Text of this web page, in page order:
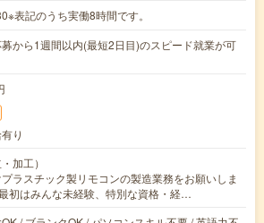
表記のうち実働8時間です。
から1週間以内(最短2日目)のスピード就業が可
り
加工）
ラスチック製リモコンの製造業務をお願いしま
初はみんな未経験、特別な資格・経…